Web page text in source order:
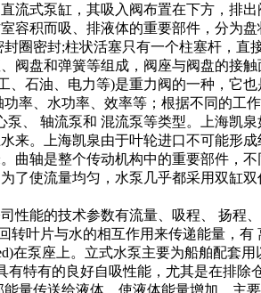
式泵缸，其吸入阀布置在下方，排
积而吸、排液体的重要部件，分为
圈密封;柱状活塞只有一个柱塞杆，直
盘和弹簧等组成，阀座与阀盘的接
石油、电力等)是重力阀的一种，它
率、水功率、效率等；根据不同的工
、 轴流泵和 混流泵等类型。上海凯
。上海凯泉由于叶轮进口不可能形
轴是整个传动机构中的重要部件，
了使流量均匀，水泵几乎都采用双缸
性能的技术参数有流量、吸程、 扬程
叶片与水的相互作用来传递能量，
泵座上。立式水泵主要为船舶配套用
有的良好自吸性能，尤其是在排除
量传送给液体，使液体能量增加，主